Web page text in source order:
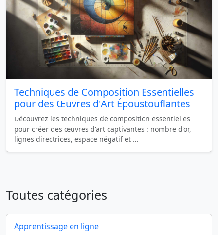
Techniques de Composition Essentielles
pour des Œuvres d'Art Époustouflantes
Découvrez les techniques de composition essentielles
pour créer des œuvres d'art captivantes : nombre d'or,
lignes directrices, espace négatif et …
Toutes catégories
Apprentissage en ligne